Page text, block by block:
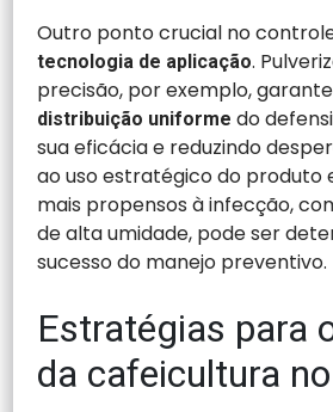
Outro ponto crucial no
tecnologia de aplicação.
precisão, por exemplo,
distribuição uniforme do
sua eficácia e reduzindo
ao uso estratégico do produto
mais propensos à infecção,
de alta umidade, pode ser
sucesso do manejo preventivo.
Estratégias para
da cafeicultura